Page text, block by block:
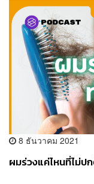
8 ธันวาคม 2021
ผมร่วงแค่ไหนที่ไม่